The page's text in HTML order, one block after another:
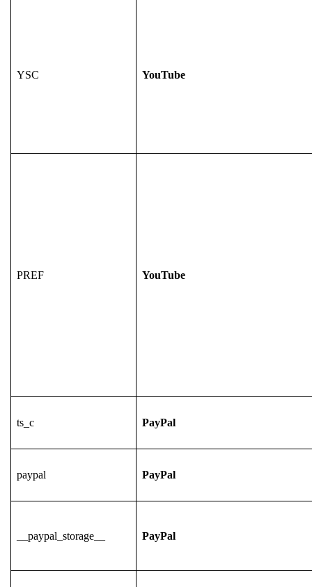
YSC YouTube
PREF YouTube
ts_c PayPal
paypal PayPal
__paypal_storage__ PayPal